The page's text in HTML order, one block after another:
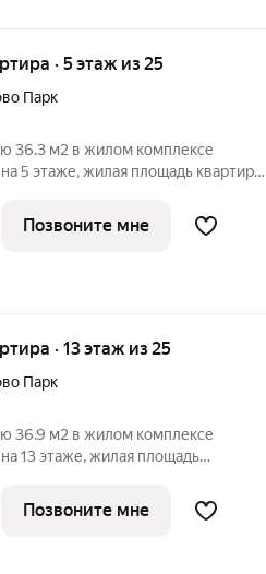
· 5 этаж из 25
Парк
36.3 м2 в жилом комплексе
5 этаже, жилая площадь квартиры
Позвоните мне
· 13 этаж из 25
Парк
36.9 м2 в жилом комплексе
13 этаже, жилая площадь
Позвоните мне